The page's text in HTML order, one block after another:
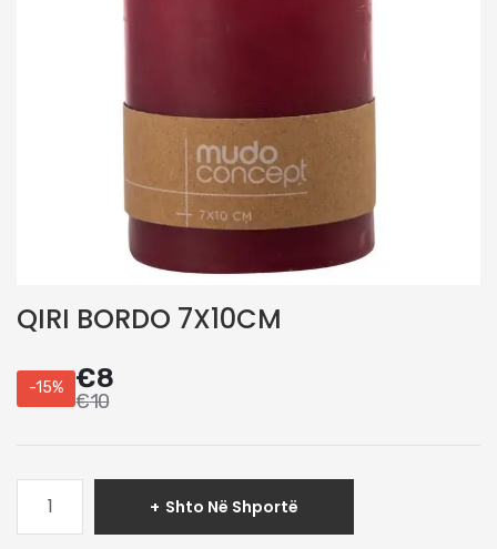
QIRI BORDO 7X10CM
-15% €8
€10
Shto Në Shportë